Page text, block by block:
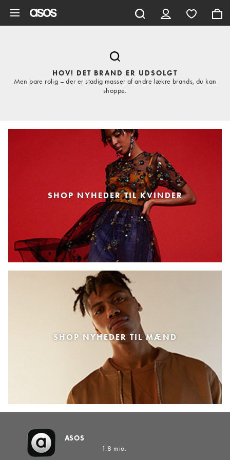
HOV! DET BRAND ER UDSOLGT
Men bare rolig – der er stadig masser af andre lækre brands, du kan
shoppe.
SHOP NYHEDER TIL KVINDER
SHOP NYHEDER TIL MÆND
ASOS
1.8 mio.